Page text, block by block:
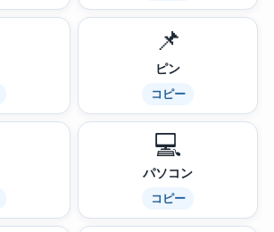
📌
ピン
コピー
💻
パソコン
コピー